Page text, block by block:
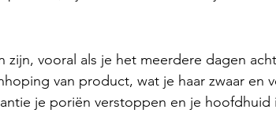
zijn, vooral als je het meerdere dagen
van product, wat je haar zwaar en
je poriën verstoppen en je hoofdhuid